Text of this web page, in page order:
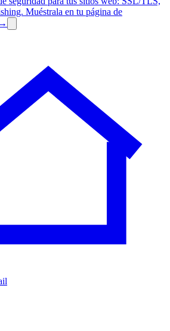
Muéstrala en tu página de
→